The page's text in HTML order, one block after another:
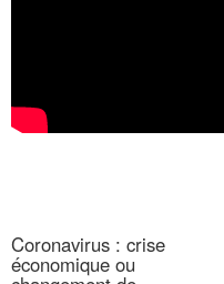
Coronavirus : crise
économique ou